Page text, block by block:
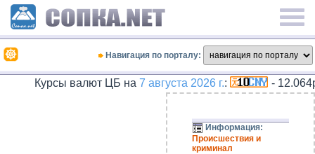
Навигация по порталу:
Курсы валют ЦБ на 7 августа 2026 г.: - 12.064руб.,
Информация:
Происшествия и
криминал